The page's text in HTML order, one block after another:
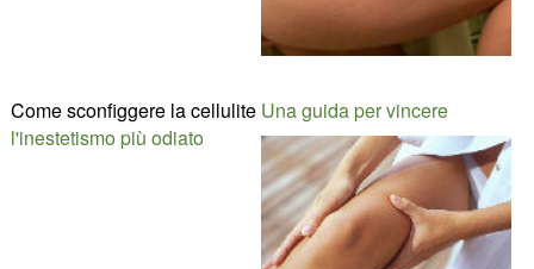
Come sconfiggere la cellulite Una guida per vincere
l'inestetismo più odiato